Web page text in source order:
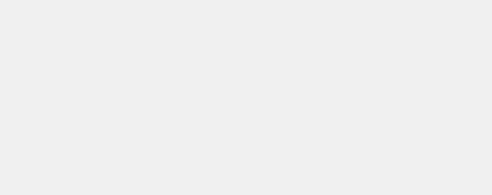
aflate in prezent pe piata noastra.
buna calitate, toate noi, care reprezinta o tehnologie de
modele mai suple si mai simple, sau modele robuste si
larga de accesorii pentru tractoare, cum ar fi cultivatoare,